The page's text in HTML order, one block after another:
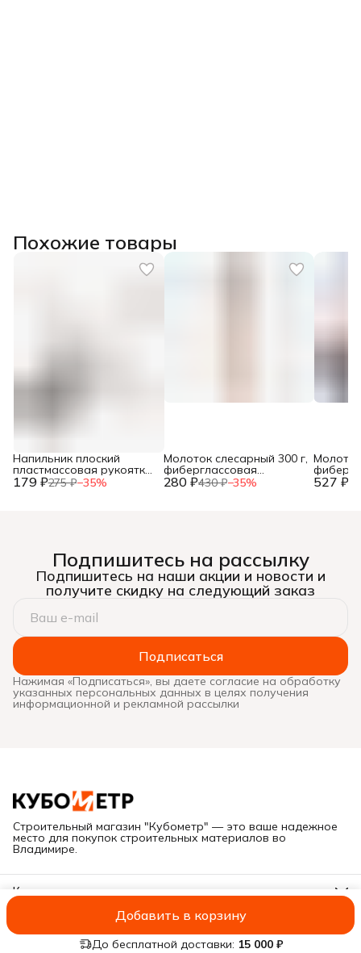
Добавить в корзину
До бесплатной доставки: 15 000 ₽
Похожие товары
179 ₽275 ₽−35%
Напильник плоский
пластмассовая рукоятка,
№2, 150мм, (шт.) 280 ₽430 ₽−35%
Молоток слесарный 300 г,
фиберглассовая
рукоятка, (шт.) 527 ₽
Подпишитесь на рассылку
Подпишитесь на наши акции и новости и
получите скидку на следующий заказ
Подписаться
Нажимая «Подписаться», вы даете согласие на обработку
указанных персональных данных в целях получения
информационной и рекламной рассылки
Строительный магазин "Кубометр" — это ваше надежное
место для покупок строительных материалов во
Владимире.
Контакты
Г. Владимир, ул. Куйбышева, дом 28Е
Иван
8 (919) 019-11-55
ИП Савельева А.В.ОплатаДоставкаПравила возврата